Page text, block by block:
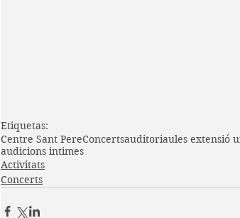
Etiquetas:
Centre Sant PereConcertsauditoriaules extensió
audicions intimes
Activitats
Concerts